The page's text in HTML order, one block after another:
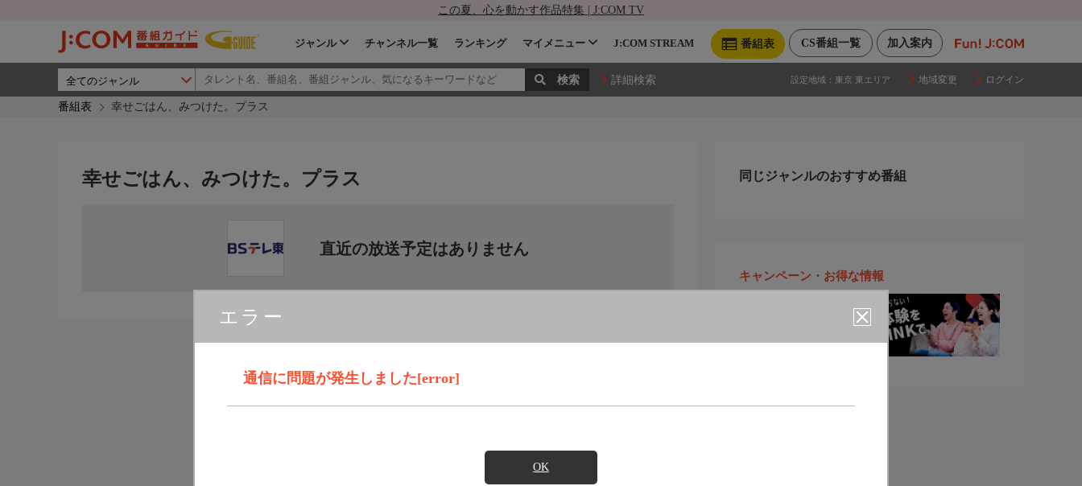
この夏、心を動かす作品特集 | J:COM TV
加入案内
CS番組一覧
番組表
ジャンル チャンネル一覧 ランキング マイメニュー J:COM STREAM
詳細検索 設定地域： 東京 東エリア 地域変更 ログイン
番組表 幸せごはん、みつけた。プラス
エラー
通信に問題が発生しました[error]
OK
幸せごはん、みつけた。プラス
直近の放送予定はありません
同じジャンルのおすすめ番組
キャンペーン・お得な情報